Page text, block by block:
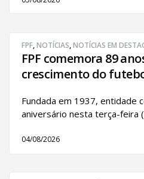
FPF,NOTÍCIAS,NOTÍCIAS EM
FPF comemora 89
crescimento do
Fundada em 1937, entidade
aniversário nesta terça-feira
04/08/2026